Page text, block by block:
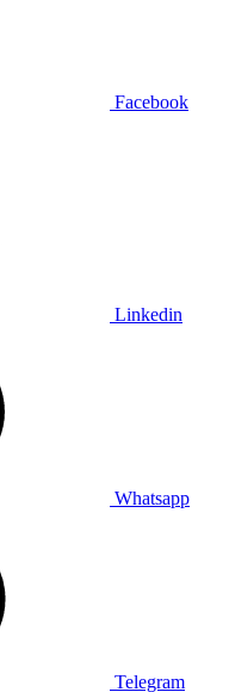
Facebook
Linkedin
Whatsapp
Telegram